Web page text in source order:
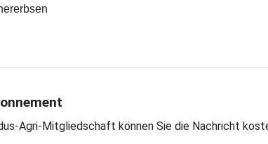
Agri-Mitgliedschaft können Sie die Nachricht